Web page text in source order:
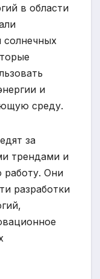
в области
солнечных
и
среду.
за
трендами и
работу. Они
разработки